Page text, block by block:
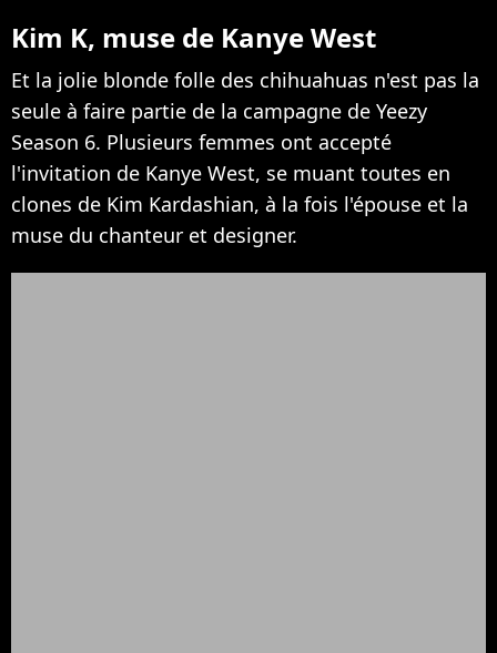
Kim K, muse de Kanye West
Et la jolie blonde folle des chihuahuas n'est pas la
seule à faire partie de la campagne de Yeezy
Season 6. Plusieurs femmes ont accepté
l'invitation de Kanye West, se muant toutes en
clones de Kim Kardashian, à la fois l'épouse et la
muse du chanteur et designer.